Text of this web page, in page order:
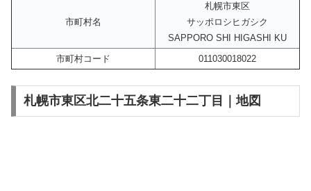
市町村名
札幌市東区
サッポロシヒガシク
SAPPORO SHI HIGASHI KU
市町村コード
011030018022
札幌市東区北二十五条東二十二丁目｜地図